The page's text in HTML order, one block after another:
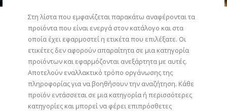
Στη λίστα που εμφανίζεται παρακάτω αναφέρονται τα
προϊόντα που είναι ενεργά στον κατάλογο και στα
οποία έχει εφαρμοστεί η ετικέτα που επιλέξατε. Οι
ετικέτες δεν αφορούν απαραίτητα σε μια κατηγορία
προϊόντων και εφαρμόζονται ανεξάρτητα με αυτές.
Αποτελούν εναλλακτικό τρόπο οργάνωσης της
πληροφορίας για να βοηθήσουν την αναζήτηση. Κάθε
προϊόν εντάσσεται σε μια κατηγορία ή περισσότερες
κατηγορίες και μπορεί να φέρει επιπρόσθετες